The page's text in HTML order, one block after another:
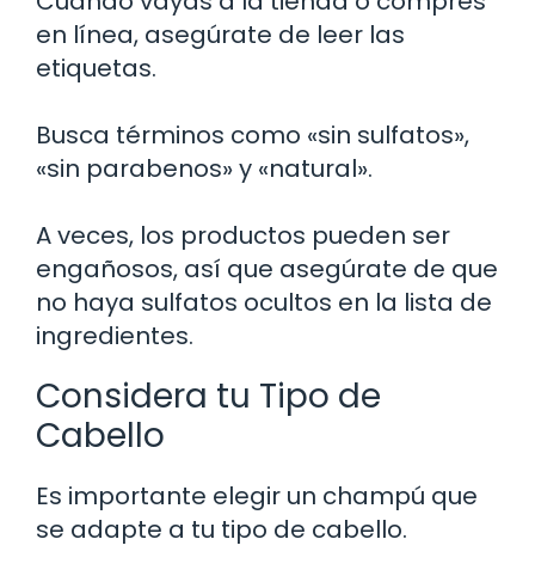
en línea, asegúrate de leer las
etiquetas.
Busca términos como «sin sulfatos»,
«sin parabenos» y «natural».
A veces, los productos pueden ser
engañosos, así que asegúrate de que
no haya sulfatos ocultos en la lista de
ingredientes.
Considera tu Tipo de
Cabello
Es importante elegir un champú que
se adapte a tu tipo de cabello.